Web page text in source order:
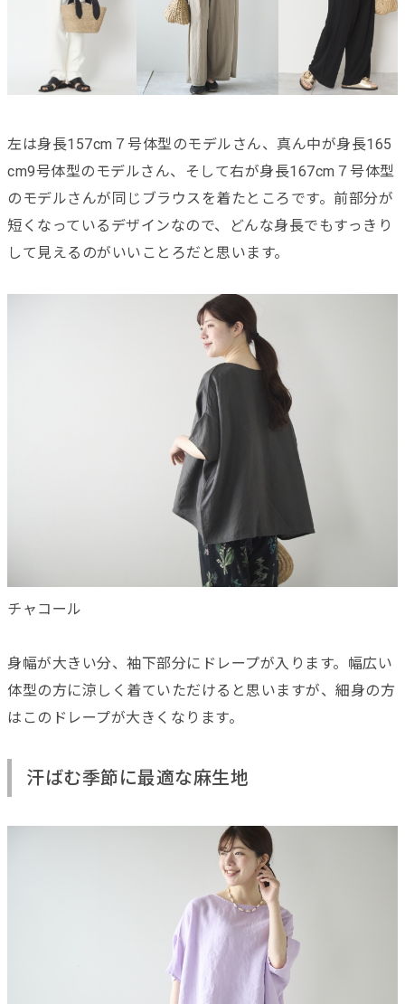
左は身長157cm７号体型のモデルさん、真ん中が身長165
cm9号体型のモデルさん、そして右が身長167cm７号体型
のモデルさんが同じブラウスを着たところです。前部分が
短くなっているデザインなので、どんな身長でもすっきり
して見えるのがいいことろだと思います。
チャコール
身幅が大きい分、袖下部分にドレープが入ります。幅広い
体型の方に涼しく着ていただけると思いますが、細身の方
はこのドレープが大きくなります。
汗ばむ季節に最適な麻生地